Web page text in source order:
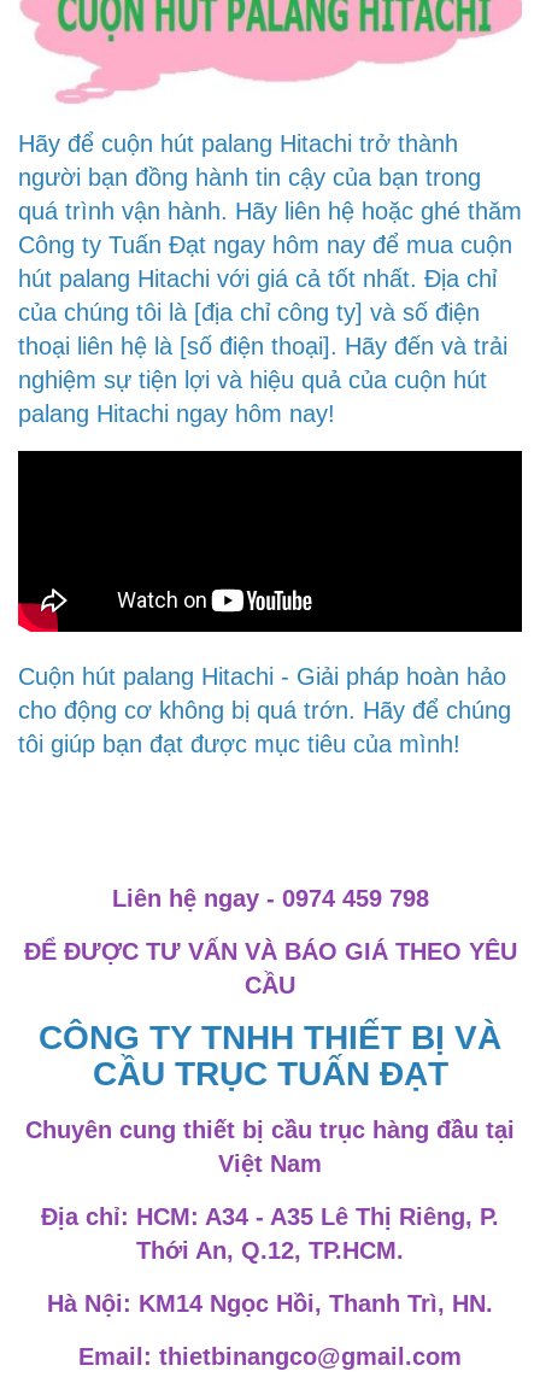
Hãy để cuộn hút palang Hitachi trở thành
người bạn đồng hành tin cậy của bạn trong
quá trình vận hành. Hãy liên hệ hoặc ghé thăm
Công ty Tuấn Đạt ngay hôm nay để mua cuộn
hút palang Hitachi với giá cả tốt nhất. Địa chỉ
của chúng tôi là [địa chỉ công ty] và số điện
thoại liên hệ là [số điện thoại]. Hãy đến và trải
nghiệm sự tiện lợi và hiệu quả của cuộn hút
palang Hitachi ngay hôm nay!
Cuộn hút palang Hitachi - Giải pháp hoàn hảo
cho động cơ không bị quá trớn. Hãy để chúng
tôi giúp bạn đạt được mục tiêu của mình!
Liên hệ ngay - 0974 459 798
ĐỂ ĐƯỢC TƯ VẤN VÀ BÁO GIÁ THEO YÊU
CẦU
CÔNG TY TNHH THIẾT BỊ VÀ
CẦU TRỤC TUẤN ĐẠT
Chuyên cung thiết bị cầu trục hàng đầu tại
Việt Nam
Địa chỉ: HCM: A34 - A35 Lê Thị Riêng, P.
Thới An, Q.12, TP.HCM.
Hà Nội: KM14 Ngọc Hồi, Thanh Trì, HN.
Email: thietbinangco@gmail.com